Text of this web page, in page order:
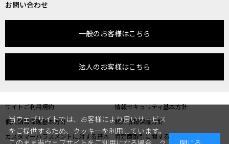
お問い合わせ
一般のお客様はこちら
法人のお客様はこちら
サイトご利用規約
情報セキュリティ基本方針
個人情報保護基本方針
個人情報保護方針
カスタマーハラスメントに対する基本
特定商取引に関する表記
当ウェブサイトでは、お客様により良いサービス
をご提供するため、クッキーを利用しています。